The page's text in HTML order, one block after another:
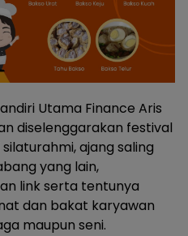
Utama Finance Aris
diselenggarakan festival
ajang saling
yang lain,
link serta tentunya
dan bakat karyawan
maupun seni.